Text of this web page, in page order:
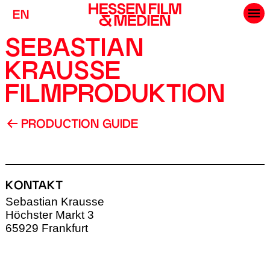
EN
SEBASTIAN
KRAUSSE
FILMPRODUKTION
PRODUCTION GUIDE
KONTAKT
Sebastian Krausse
Höchster Markt 3
65929 Frankfurt